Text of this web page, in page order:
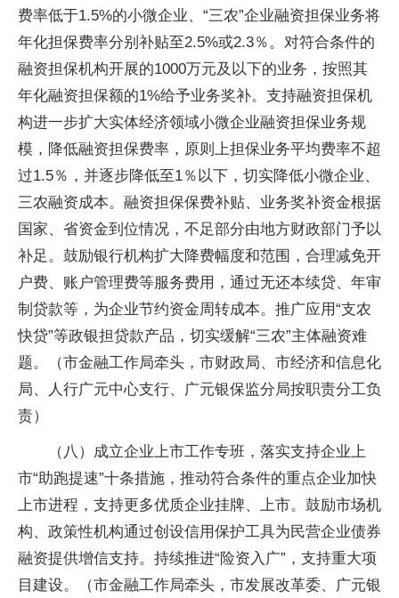
费率低于1.5%的小微企业、“三农”企业融资担保业务将
年化担保费率分别补贴至2.5%或2.3％。对符合条件的
融资担保机构开展的1000万元及以下的业务，按照其
年化融资担保额的1%给予业务奖补。支持融资担保机
构进一步扩大实体经济领域小微企业融资担保业务规
模，降低融资担保费率，原则上担保业务平均费率不超
过1.5％，并逐步降低至1％以下，切实降低小微企业、
三农融资成本。融资担保保费补贴、业务奖补资金根据
国家、省资金到位情况，不足部分由地方财政部门予以
补足。鼓励银行机构扩大降费幅度和范围，合理减免开
户费、账户管理费等服务费用，通过无还本续贷、年审
制贷款等，为企业节约资金周转成本。推广应用“支农
快贷”等政银担贷款产品，切实缓解“三农”主体融资难
题。（市金融工作局牵头，市财政局、市经济和信息化
局、人行广元中心支行、广元银保监分局按职责分工负
责）
（八）成立企业上市工作专班，落实支持企业上
市“助跑提速”十条措施，推动符合条件的重点企业加快
上市进程，支持更多优质企业挂牌、上市。鼓励市场机
构、政策性机构通过创设信用保护工具为民营企业债券
融资提供增信支持。持续推进“险资入广”，支持重大项
目建设。（市金融工作局牵头，市发展改革委、广元银